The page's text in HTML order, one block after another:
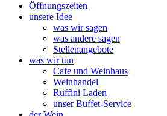
Öffnungszeiten
unsere Idee
was wir sagen
was andere sagen
Stellenangebote
was wir tun
Cafe und Weinhaus
Weinhandel
Ruffini Laden
unser Buffet-Service